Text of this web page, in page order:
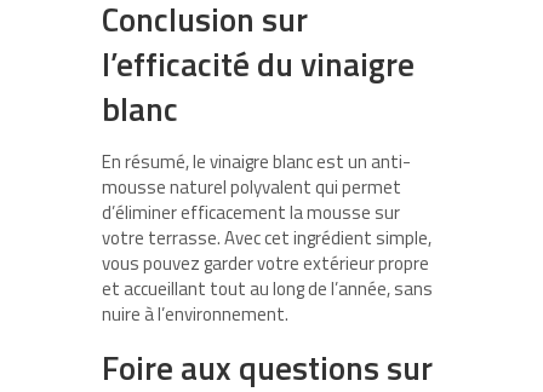
Conclusion sur
l’efficacité du vinaigre
blanc
En résumé, le vinaigre blanc est un anti-
mousse naturel polyvalent qui permet
d’éliminer efficacement la mousse sur
votre terrasse. Avec cet ingrédient simple,
vous pouvez garder votre extérieur propre
et accueillant tout au long de l’année, sans
nuire à l’environnement.
Foire aux questions sur